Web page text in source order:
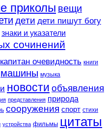
приколы вещи
дети дети пишут богу
знаки и указатели
сочинений
капитан очевидность книги
машины музыка
новости объявления
представления природа
сооружения спорт стихи
устройства фильмы цитаты